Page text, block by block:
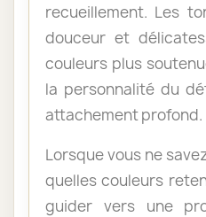
recueillement. Les
douceur et
couleurs plus
la personnalité du
attachement profond.
Lorsque vous ne
quelles couleurs
guider vers une